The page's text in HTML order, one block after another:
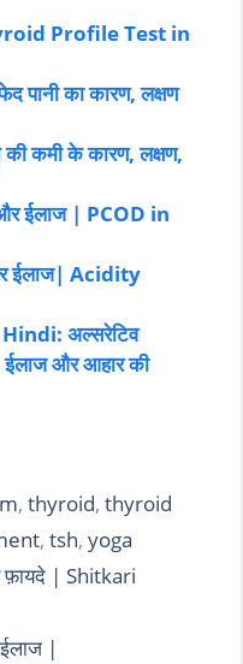
Profile Test in
का कारण, लक्षण
कमी के कारण, लक्षण,
और ईलाज | PCOD in
ईलाज| Acidity
अल्सरेटिव
ईलाज और आहार की
,thyroid,thyroid
, tsh, yoga
फ़ायदे | Shitkari
ईलाज |